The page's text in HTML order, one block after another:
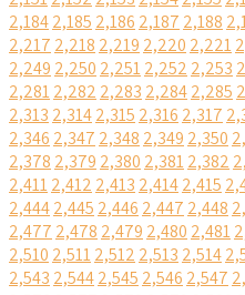
2,1842,185 2,186 2,187 2,188
2,217 2,218 2,219 2,220 2,221
2,249 2,250 2,2512,252 2,253
2,2812,282 2,283 2,2842,285
2,313 2,3142,315 2,316 2,317
2,346 2,347 2,348 2,349 2,350
2,378 2,379 2,380 2,3812,382
2,4112,412 2,413 2,4142,415
2,4442,445 2,446 2,447 2,448
2,477 2,478 2,479 2,480 2,481
2,510 2,5112,512 2,513 2,514
2,543 2,5442,545 2,546 2,547